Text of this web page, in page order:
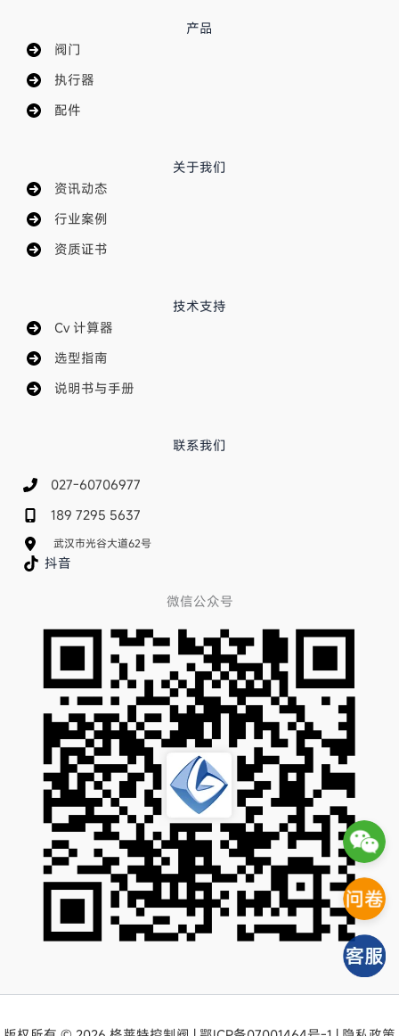
产品
阀门
执行器
配件
关于我们
资讯动态
行业案例
资质证书
技术支持
Cv 计算器
选型指南
说明书与手册
联系我们
027-60706977
189 7295 5637
武汉市光谷大道62号
抖音
微信公众号